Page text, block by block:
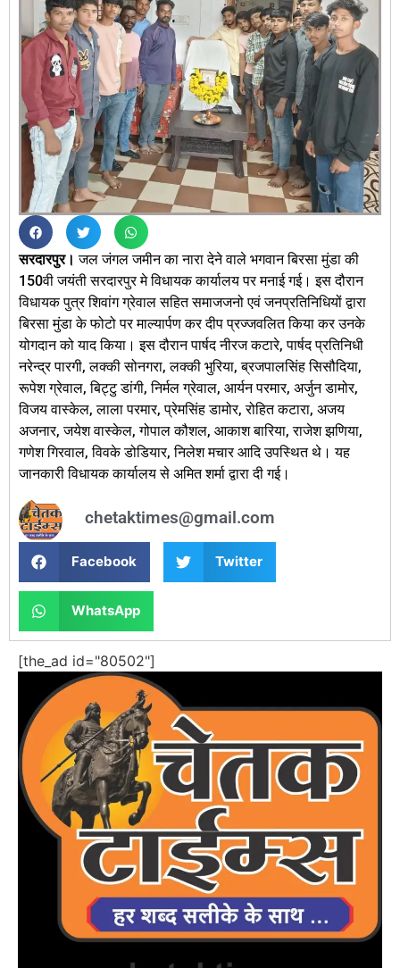
सरदारपुर।जल जंगल जमीन का नारा देने वाले भगवान बिरसा मुंडा की
150वी जयंती सरदारपुर मे विधायक कार्यालय पर मनाई गई। इस दौरान
विधायक पुत्र शिवांग ग्रेवाल सहित समाजजनो एवं जनप्रतिनिधियों द्वारा
बिरसा मुंडा के फोटो पर माल्यार्पण कर दीप प्रज्जवलित किया कर उनके
योगदान को याद किया। इस दौरान पार्षद नीरज कटारे, पार्षद प्रतिनिधी
नरेन्द्र पारगी, लक्की सोनगरा, लक्की भुरिया, ब्रजपालसिंह सिसौदिया,
रूपेश ग्रेवाल, बिट्टु डांगी, निर्मल ग्रेवाल, आर्यन परमार, अर्जुन डामोर,
विजय वास्केल, लाला परमार, प्रेमसिंह डामोर, रोहित कटारा, अजय
अजनार, जयेश वास्केल, गोपाल कौशल, आकाश बारिया, राजेश झणिया,
गणेश गिरवाल, विवके डोडियार, निलेश मचार आदि उपस्थित थे। यह
जानकारी विधायक कार्यालय से अमित शर्मा द्वारा दी गई।
chetaktimes@gmail.com
Facebook Twitter
WhatsApp
[the_ad id="80502"]